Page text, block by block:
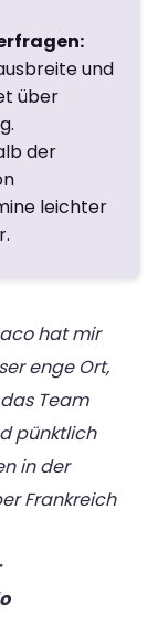
und
über
der
leichter
hat mir
enge Ort,
Team
pünktlich
in der
Frankreich